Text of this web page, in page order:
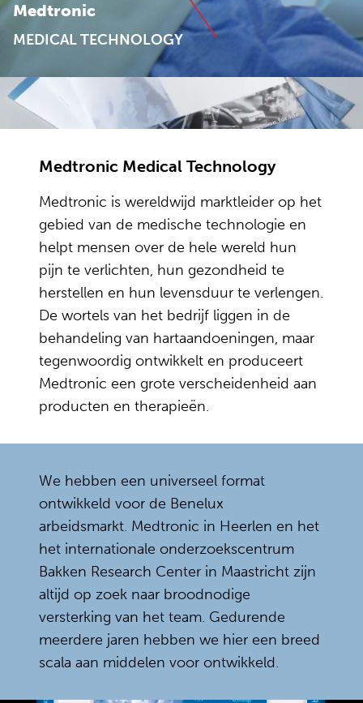
Medtronic
MEDICAL TECHNOLOGY
Medtronic Medical Technology
Medtronic is wereldwijd marktleider op het
gebied van de medische technologie en
helpt mensen over de hele wereld hun
pijn te verlichten, hun gezondheid te
herstellen en hun levensduur te verlengen.
De wortels van het bedrijf liggen in de
behandeling van hartaandoeningen, maar
tegenwoordig ontwikkelt en produceert
Medtronic een grote verscheidenheid aan
producten en therapieën.
We hebben een universeel format
ontwikkeld voor de Benelux
arbeidsmarkt. Medtronic in Heerlen en het
het internationale onderzoekscentrum
Bakken Research Center in Maastricht zijn
altijd op zoek naar broodnodige
versterking van het team. Gedurende
meerdere jaren hebben we hier een breed
scala aan middelen voor ontwikkeld.